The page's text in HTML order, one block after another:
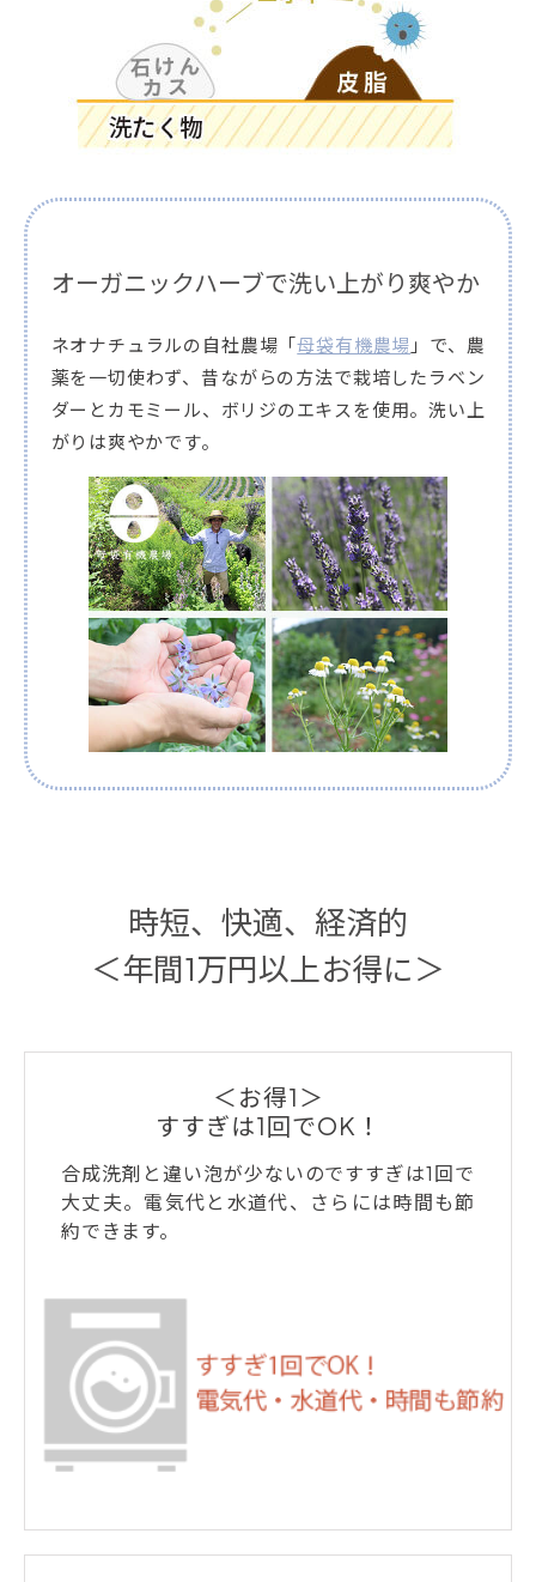
オーガニックハーブで洗い上がり爽やか
ネオナチュラルの自社農場「母袋有機農場 」で、農
薬を一切使わず、昔ながらの方法で栽培したラベン
ダーとカモミール、ボリジのエキスを使用。洗い上
がりは爽やかです。
時短、快適、経済的
＜年間1万円以上お得に＞
＜お得1＞
すすぎは1回でOK！
合成洗剤と違い泡が少ないのですすぎは1回で
大丈夫。電気代と水道代、さらには時間も節
約できます。